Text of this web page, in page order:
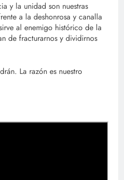
y la unidad son nuestras
a la deshonrosa y canalla
al enemigo histórico de la
de fracturarnos y dividirnos
La razón es nuestro